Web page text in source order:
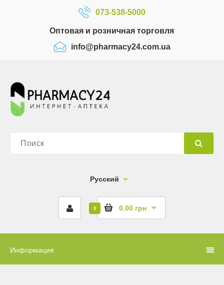
073-538-5000
Оптовая и розничная торговля
info@pharmacy24.com.ua
Русский
0 0.00 грн
Информация